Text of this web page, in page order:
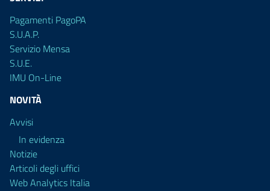
Pagamenti PagoPA
S.U.A.P.
Servizio Mensa
S.U.E.
IMU On-Line
NOVITÀ
Avvisi
In evidenza
Notizie
Articoli degli uffici
Web Analytics Italia